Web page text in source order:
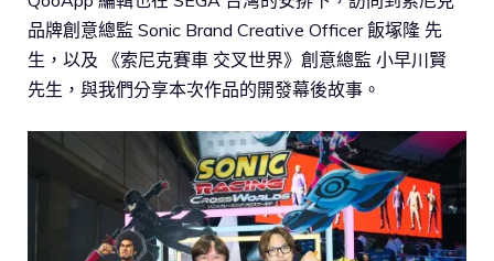
品牌創意總監 Sonic Brand Creative Officer 飯塚隆 先
生，以及 《索尼克賽車 交叉世界》創意總監 小早川賢
先生，與我們分享本次作品的開發幕後故事。